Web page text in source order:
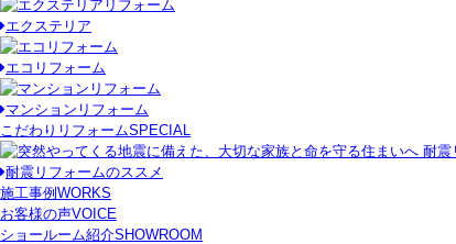
エクステリア
エコリフォーム
マンションリフォーム
こだわりリフォームSPECIAL
耐震リフォームのススメ
施工事例 WORKS
お客様の声VOICE
ショールーム紹介SHOWROOM